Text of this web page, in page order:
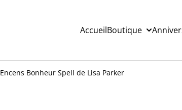
AccueilBoutique
Encens Bonheur Spell de Lisa Parker